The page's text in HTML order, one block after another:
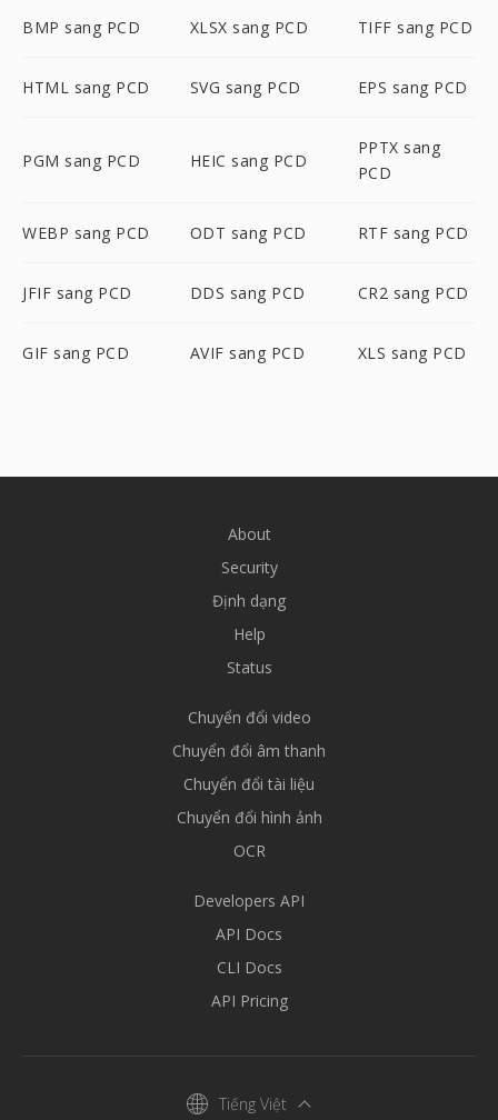
BMP sang PCD XLSX sang PCD TIFF sang PCD
HTML sang PCD SVG sang PCD EPS sang PCD
PGM sang PCD HEIC sang PCD
PPTX sang
PCD
WEBP sang PCD ODT sang PCD RTF sang PCD
JFIF sang PCD DDS sang PCD CR2 sang PCD
GIF sang PCD AVIF sang PCD XLS sang PCD
About
Security
Định dạng
Help
Status
Chuyển đổi video
Chuyển đổi âm thanh
Chuyển đổi tài liệu
Chuyển đổi hình ảnh
OCR
Developers API
API Docs
CLI Docs
API Pricing
Tiếng Việt